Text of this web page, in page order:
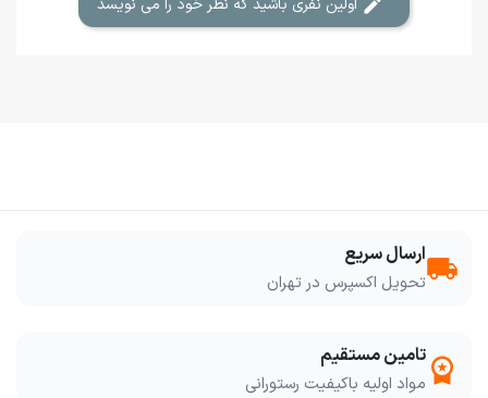
local_shippingارسال سریع
تحویل اکسپرس در تهران
workspace_premium تامین مستقیم
مواد اولیه باکیفیت رستورانی